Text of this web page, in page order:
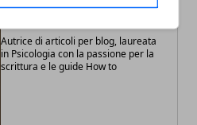
Autrice di articoli per blog, laureata
in Psicologia con la passione per la
scrittura e le guide How to